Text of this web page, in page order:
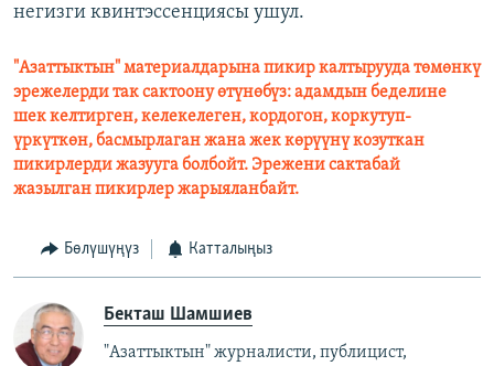
негизги квинтэссенциясы ушул.
"Азаттыктын" материалдарына пикир калтырууда төмөнкү
эрежелерди так сактоону өтүнөбүз: адамдын беделине
шек келтирген, келекелеген, кордогон, коркутуп-
үркүткөн, басмырлаган жана жек көрүүнү козуткан
пикирлерди жазууга болбойт. Эрежени сактабай
жазылган пикирлер жарыяланбайт.
Бөлүшүңүз Катталыңыз
Бекташ Шамшиев
"Азаттыктын" журналисти, публицист,